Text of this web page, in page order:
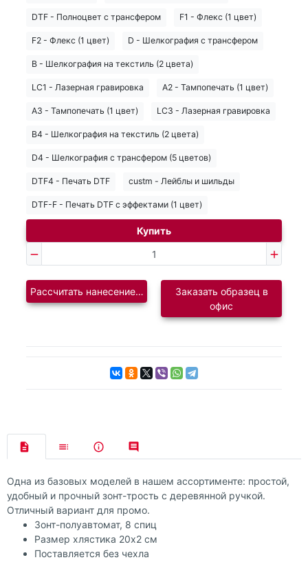
DTF - Полноцвет с трансфером F1 - Флекс (1 цвет)
F2 - Флекс (1 цвет) D - Шелкография с трансфером
B - Шелкография на текстиль (2 цвета)
LC1 - Лазерная гравировка A2 - Тампопечать (1 цвет)
A3 - Тампопечать (1 цвет) LC3 - Лазерная гравировка
B4 - Шелкография на текстиль (2 цвета)
D4 - Шелкография с трансфером (5 цветов)
DTF4 - Печать DTF custm - Лейблы и шильды
DTF-F - Печать DTF с эффектами (1 цвет)
Купить
Рассчитать нанесение логотипаЗаказать образец в
офис
Одна из базовых моделей в нашем ассортименте: простой,
удобный и прочный зонт-трость с деревянной ручкой.
Отличный вариант для промо.
Зонт-полуавтомат, 8 спиц
Размер хлястика 20х2 см
Поставляется без чехла